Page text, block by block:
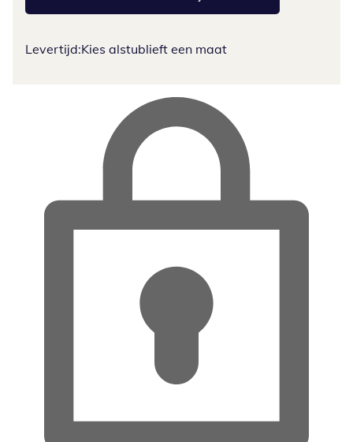
Levertijd:Kies alstublieft een maat